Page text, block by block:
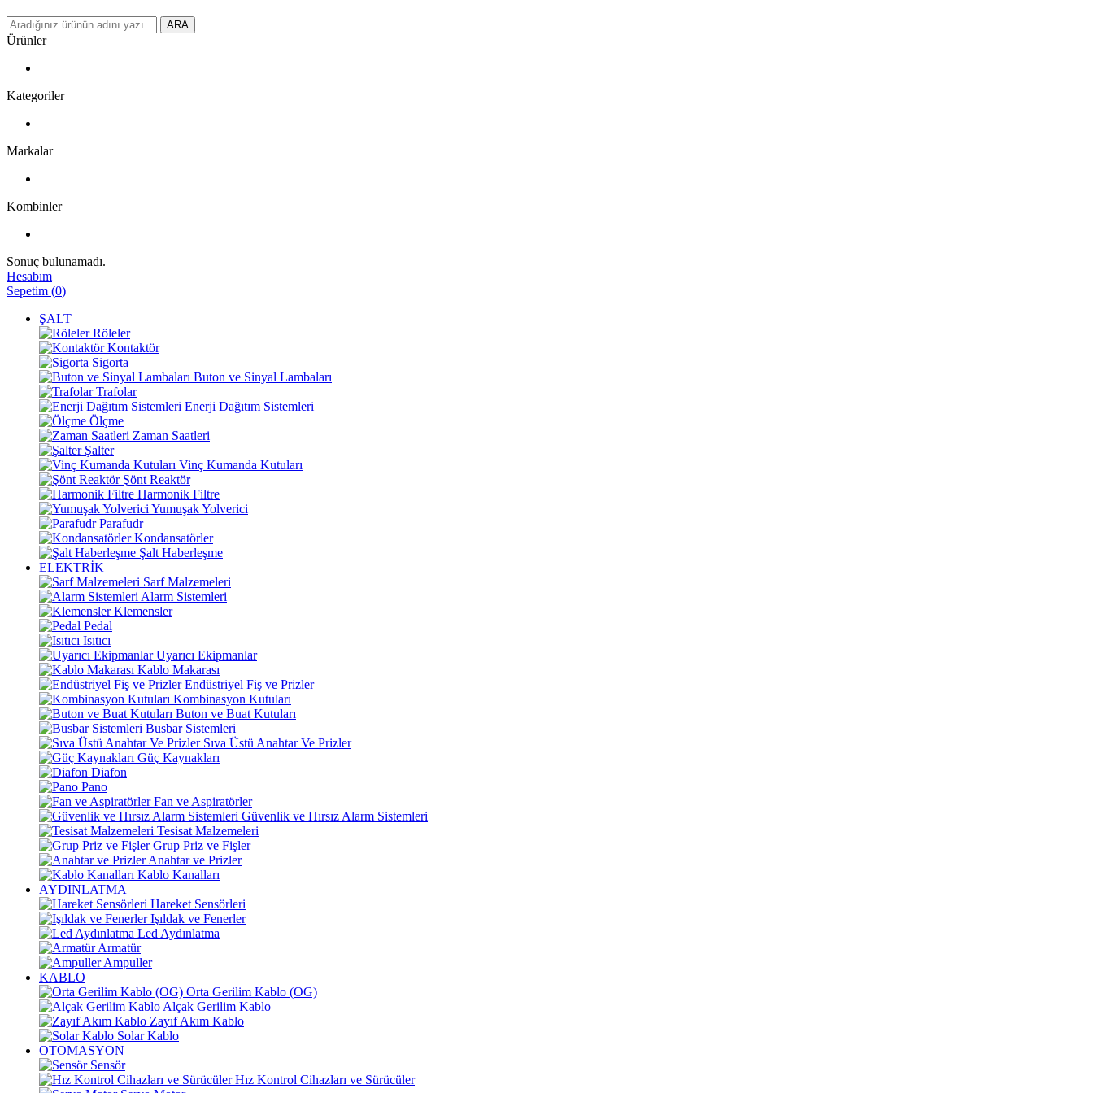
ARA
Ürünler
Kategoriler
Markalar
Kombinler
Sonuç bulunamadı.
Hesabım
Sepetim (0)
ŞALT
Röleler
Kontaktör
Sigorta
Buton ve Sinyal Lambaları
Trafolar
Enerji Dağıtım Sistemleri
Ölçme
Zaman Saatleri
Şalter
Vinç Kumanda Kutuları
Şönt Reaktör
Harmonik Filtre
Yumuşak Yolverici
Parafudr
Kondansatörler
Şalt Haberleşme
ELEKTRİK
Sarf Malzemeleri
Alarm Sistemleri
Klemensler
Pedal
Isıtıcı
Uyarıcı Ekipmanlar
Kablo Makarası
Endüstriyel Fiş ve Prizler
Kombinasyon Kutuları
Buton ve Buat Kutuları
Busbar Sistemleri
Sıva Üstü Anahtar Ve Prizler
Güç Kaynakları
Diafon
Pano
Fan ve Aspiratörler
Güvenlik ve Hırsız Alarm Sistemleri
Tesisat Malzemeleri
Grup Priz ve Fişler
Anahtar ve Prizler
Kablo Kanalları
AYDINLATMA
Hareket Sensörleri
Işıldak ve Fenerler
Led Aydınlatma
Armatür
Ampuller
KABLO
Orta Gerilim Kablo (OG)
Alçak Gerilim Kablo
Zayıf Akım Kablo
Solar Kablo
OTOMASYON
Sensör
Hız Kontrol Cihazları ve Sürücüler